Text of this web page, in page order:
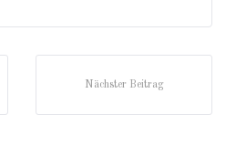
Nächster Beitrag